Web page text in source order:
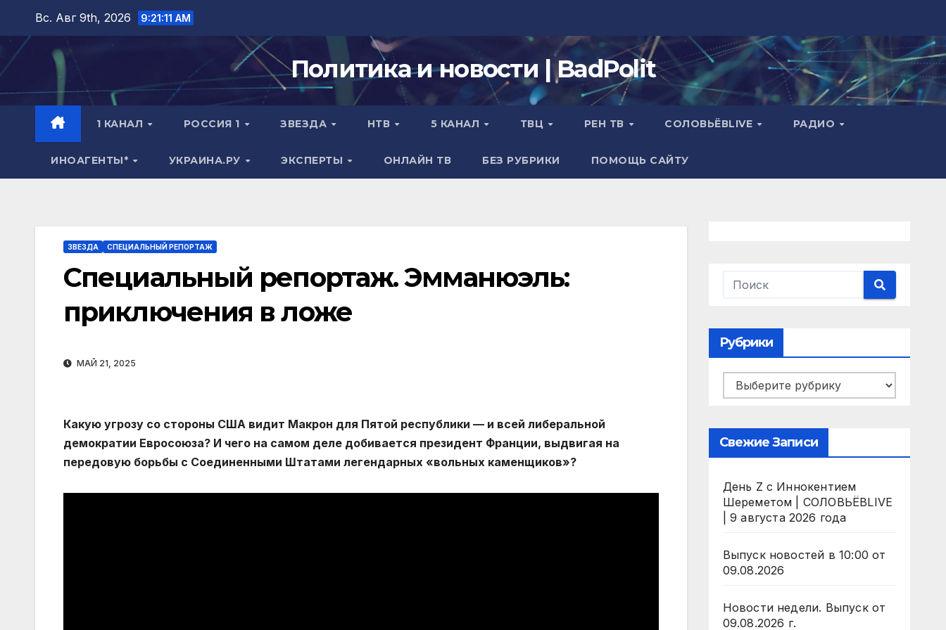
Перейти
содержимому
Вс. Авг 9th, 2026 9:21:12 AM
Политика и новости | BadPolit
1 КАНАЛ РОССИЯ 1 ЗВЕЗДА НТВ 5 КАНАЛ ТВЦ РЕН ТВ СОЛОВЬЁВLIVE РАДИО
ИНОАГЕНТЫ* УКРАИНА.РУ ЭКСПЕРТЫ ОНЛАЙН ТВ БЕЗ РУБРИКИ ПОМОЩЬ САЙТУ
ЗВЕЗДА СПЕЦИАЛЬНЫЙ РЕПОРТАЖ
Специальный репортаж. Эмманюэль:
приключения в ложе
МАЙ 21, 2025
Какую угрозу со стороны США видит Макрон для Пятой республики — и всей либеральной
демократии Евросоюза? И чего на самом деле добивается президент Франции, выдвигая на
передовую борьбы с Соединенными Штатами легендарных «вольных каменщиков»?
Рубрики
Рубрики
Свежие Записи
День Z с Иннокентием
Шереметом | СОЛОВЬЁВLIVE
| 9 августа 2026 года
Выпуск новостей в 10:00 от
09.08.2026
Новости недели. Выпуск от
09.08.2026 г.